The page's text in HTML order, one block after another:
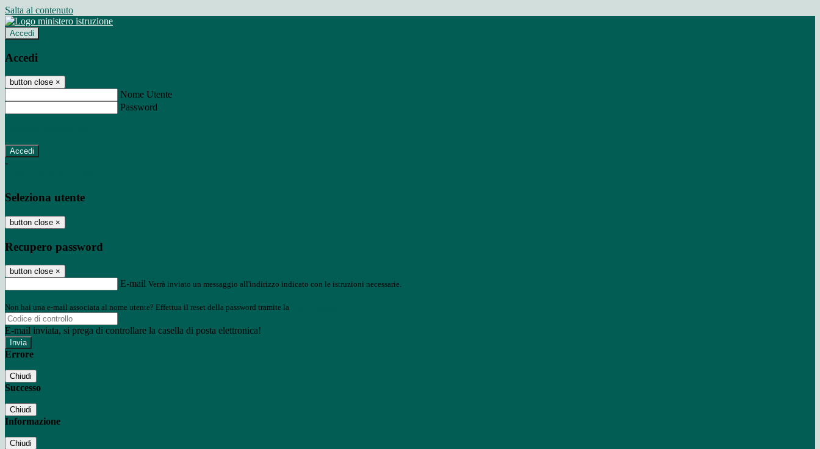
Salta al contenuto
Accedi
Accedi
button close ×
Nome Utente
Password
-
Seleziona utente
button close ×
Recupero password
button close ×
E-mail Verrà inviato un messaggio all'indirizzo indicato con le istruzioni necessarie.
Non hai una e-mail associata al nome utente? Effettua il reset della password tramite la
E-mail inviata, si prega di controllare la casella di posta elettronica!
Errore
Chiudi
Successo
Chiudi
Informazione
Chiudi